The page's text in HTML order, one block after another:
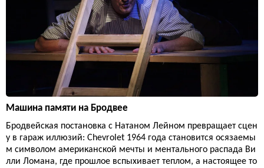
Машина памяти на Бродвее
Бродвейская постановка с Натаном Лейном превращает сцен
у в гараж иллюзий: Chevrolet 1964 года становится осязаемы
м символом американской мечты и ментального распада Ви
лли Ломана, где прошлое вспыхивает теплом, а настоящее то